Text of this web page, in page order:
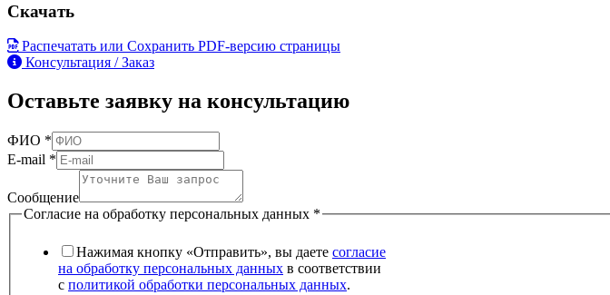
Скачать
Распечатать или Сохранить PDF-версию страницы
Консультация / Заказ
Оставьте заявку на консультацию
ФИО *
E-mail *
Сообщение
Согласие на обработку персональных данных *
Нажимая кнопку «Отправить», вы даете согласие
на обработку персональных данных в соответствии
с политикой обработки персональных данных.